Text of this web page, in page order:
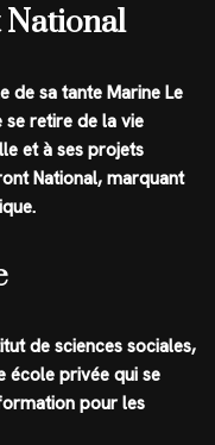
National
de sa tante Marine Le
se retire de la vie
et à ses projets
National, marquant
de sciences sociales,
école privée qui se
pour les